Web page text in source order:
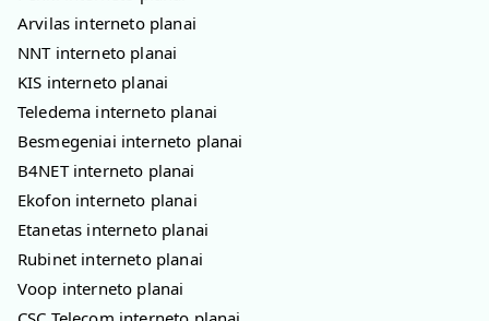
Arvilas interneto planai
NNT interneto planai
KIS interneto planai
Teledema interneto planai
Besmegeniai interneto planai
B4NET interneto planai
Ekofon interneto planai
Etanetas interneto planai
Rubinet interneto planai
Voop interneto planai